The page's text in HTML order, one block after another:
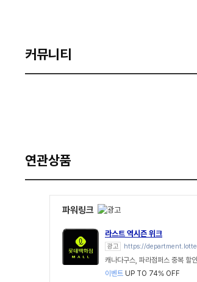
커뮤니티
연관상품
파워링크
라스트 역시즌 위크
광고 https://
캐나다구스, 파라점퍼스 중복
이벤트 UP TO 74% OFF